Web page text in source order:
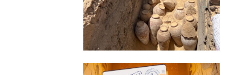
Image